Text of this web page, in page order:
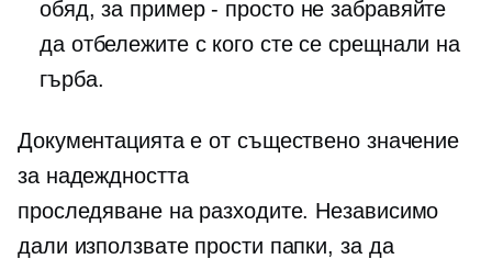
обяд, за пример - простоне забравяйте
да отбележите с кого сте се срещнали на
гърба.
Документацията е от съществено значение
за надеждността
проследяване на разходите. Независимо
дали използвате прости папки, за да